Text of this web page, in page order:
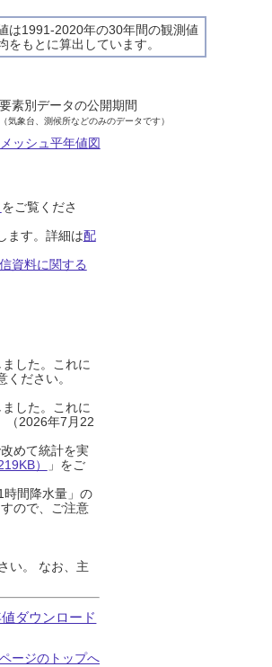
は1991-2020年の30年間の観測値
をもとに算出しています。
要素別データの公開期間
（気象台、測候所などのみのデータです）
メッシュ平年値図
をご覧くださ
ます。詳細は配
資料に関する
した。これに
ださい。
した。これに
（2026年7月22
めて統計を実
）
」をご
時間降水量」の
ので、ご注意
い。 なお、主
ダウンロード
ージのトップへ